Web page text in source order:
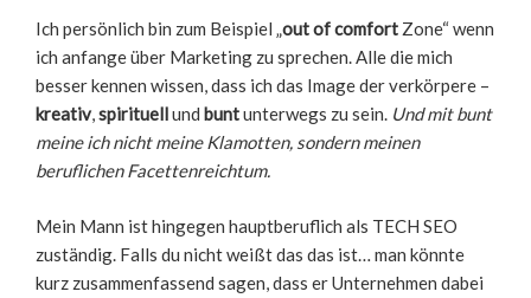
Ich persönlich bin zum Beispiel „out of comfort Zone“ wenn
ich anfange über Marketing zu sprechen. Alle die mich
besser kennen wissen, dass ich das Image der verkörpere –
kreativ,spirituellund buntunterwegs zu sein. Und mit bunt
meine ich nicht meine Klamotten, sondern meinen
beruflichen Facettenreichtum.
Mein Mann ist hingegen hauptberuflich als TECH SEO
zuständig. Falls du nicht weißt das das ist… man könnte
kurz zusammenfassend sagen, dass er Unternehmen dabei